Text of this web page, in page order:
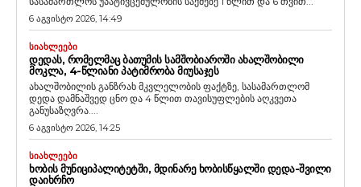
6 აგვისტო 2026, 14:49
ᲡᲘᲐᲮᲚᲔᲔᲑᲘ
ᲓᲔᲓᲐᲡ, ᲠᲝᲛᲔᲚᲛᲐᲪ ᲑᲐᲗᲣᲛᲘᲡ ᲡᲐᲛᲨᲝᲑᲘᲐᲠᲝᲨᲘ ᲐᲮᲐᲚᲨᲝᲑᲘᲚᲘ
ᲛᲝᲙᲚᲐ, 4-ᲬᲚᲘᲐᲜᲘ ᲞᲐᲢᲘᲛᲠᲝᲑᲐ ᲛᲘᲣᲡᲐᲯᲔᲡ
ახალშობილის განზრახ მკვლელობის ფაქტზე, სასამართლომ
დედა დამნაშვედ ცნო და 4 წლით თავისუფლების აღკვეთა
განუსაზღვრა....
6 აგვისტო 2026, 14:25
ᲡᲘᲐᲮᲚᲔᲔᲑᲘ
ᲮᲝᲑᲘᲡ ᲛᲣᲜᲘᲪᲘᲞᲐᲚᲘᲢᲔᲢᲨᲘ, ᲛᲓᲘᲜᲐᲠᲔ ᲮᲝᲑᲘᲡᲬᲧᲐᲚᲨᲘ ᲓᲔᲓᲐ-ᲨᲕᲘᲚᲘ
ᲓᲐᲘᲮᲠᲩᲝ